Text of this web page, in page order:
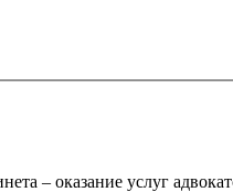
– оказание услуг